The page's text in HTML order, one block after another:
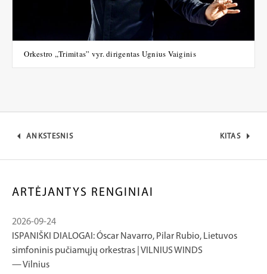
Orkestro ,,Trimitas” vyr. dirigentas Ugnius Vaiginis
ANKSTESNIS KITAS
ARTĖJANTYS RENGINIAI
ISPANIŠKI DIALOGAI: Óscar Navarro, Pilar Rubio, Lietuvos
simfoninis pučiamųjų orkestras | VILNIUS WINDS
Vilnius
2026-09-24